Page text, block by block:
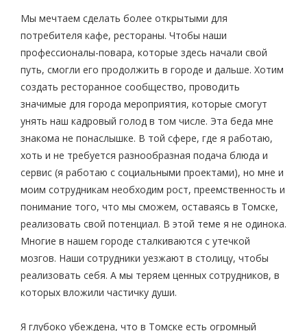
Мы мечтаем сделать более открытыми для
потребителя кафе, рестораны. Чтобы наши
профессионалы-повара, которые здесь начали свой
путь, смогли его продолжить в городе и дальше. Хотим
создать ресторанное сообщество, проводить
значимые для города мероприятия, которые смогут
унять наш кадровый голод в том числе. Эта беда мне
знакома не понаслышке. В той сфере, где я работаю,
хоть и не требуется разнообразная подача блюда и
сервис (я работаю с социальными проектами), но мне и
моим сотрудникам необходим рост, преемственность и
понимание того, что мы сможем, оставаясь в Томске,
реализовать свой потенциал. В этой теме я не одинока.
Многие в нашем городе сталкиваются с утечкой
мозгов. Наши сотрудники уезжают в столицу, чтобы
реализовать себя. А мы теряем ценных сотрудников, в
которых вложили частичку души.
Я глубоко убеждена, что в Томске есть огромный